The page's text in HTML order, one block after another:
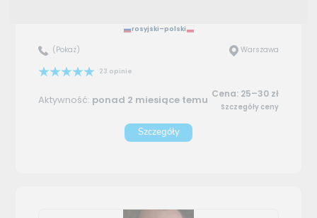
rosyjski–polski
(Pokaż) Warszawa
23 opinie
Aktywność: ponad 2 miesiące temu Cena: 25–30 zł
Szczegóły ceny
Szczegóły